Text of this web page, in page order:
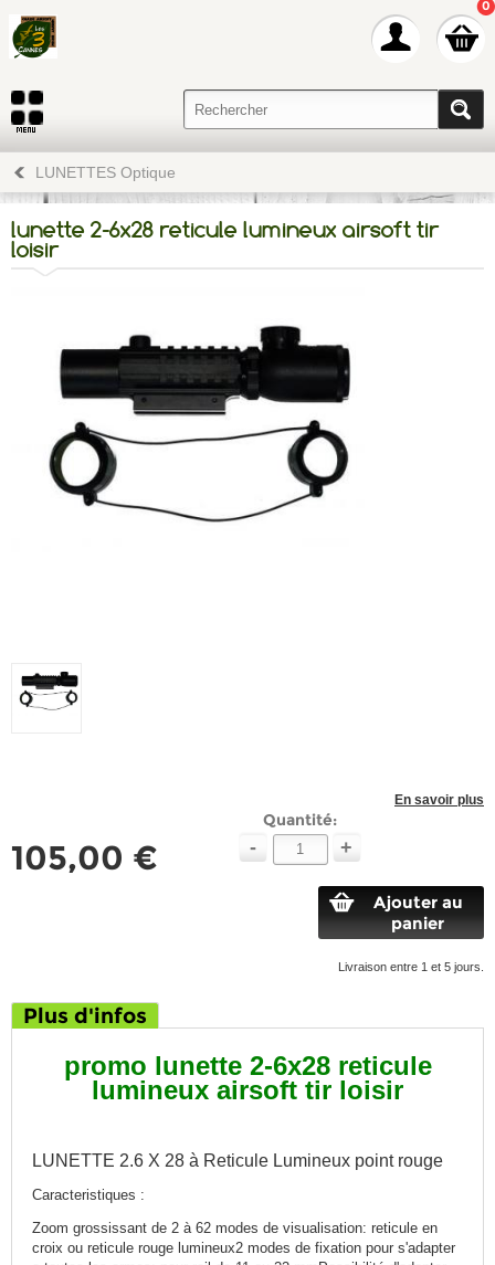
0
LUNETTES Optique
lunette 2-6x28 reticule lumineux airsoft tir
loisir
En savoir plus
105,00 €
Quantité:
- +
Ajouter au
panier
Livraison entre 1 et 5 jours.
Plus d'infos
promo lunette 2-6x28 reticule
lumineux airsoft tir loisir
LUNETTE 2.6 X 28 à Reticule Lumineux point rouge
Caracteristiques :
Zoom grossissant de 2 à 62 modes de visualisation: reticule en
croix ou reticule rouge lumineux2 modes de fixation pour s'adapter